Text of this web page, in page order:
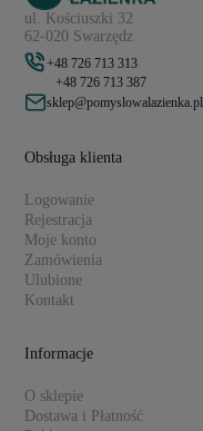
ul. Kościuszki 32
62-020 Swarzędz
+48 726 713 313
+48 726 713 387
sklep@pomyslowalazienka.pl
Obsługa klienta
Logowanie
Rejestracja
Moje konto
Zamówienia
Ulubione
Kontakt
Informacje
O sklepie
Dostawa i Płatność